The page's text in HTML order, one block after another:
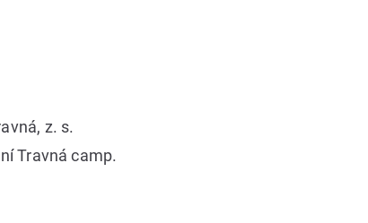
z. s.
Travná camp.